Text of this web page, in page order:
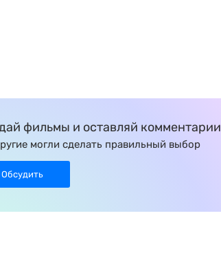
фильмы и оставляй комментарии
могли сделать правильный выбор
Обсудить